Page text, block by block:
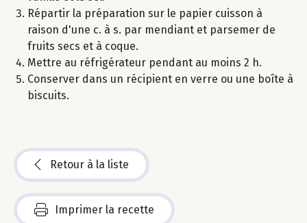
Répartir la préparation sur le papier cuisson à
raison d'une c. à s. par mendiant et parsemer de
fruits secs et à coque.
Mettre au réfrigérateur pendant au moins 2 h.
Conserver dans un récipient en verre ou une boîte à
biscuits.
Retour à la liste
Imprimer la recette